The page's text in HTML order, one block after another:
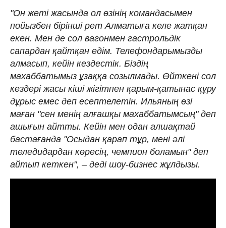
"Он жеті жасында ол өзінің командасымен
пойызбен бірінші рет Алматыға келе жатқан
екен. Мен де сол вагонмен гастрольдік
сапардан қайтқан едім. Телефондарымызды
алмасып, кейін кездестік. Біздің
махаббатымыз ұзаққа созылмады. Өйткені сол
кездері жасы кіші жігітпен қарым-қатынас құру
дұрыс емес деп есептелетін. Ильяның өзі
маған "сен менің алғашқы махаббатымсың" деп
ашығын айтты. Кейін мен одан алшақтай
бастағанда "Осыдан қарап тұр, мені әлі
теледидардан көресің, чемпион боламын" деп
айтып кеткен", – деді шоу-бизнес жұлдызы.